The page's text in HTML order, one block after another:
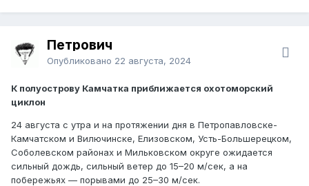
Петрович
Опубликовано 22 августа, 2024
К полуострову Камчатка приближается охотоморский
циклон
24 августа с утра и на протяжении дня в Петропавловске-
Камчатском и Вилючинске, Елизовском, Усть-Большерецком,
Соболевском районах и Мильковском округе ожидается
сильный дождь, сильный ветер до 15–20 м/сек, а на
побережьях — порывами до 25–30 м/сек.